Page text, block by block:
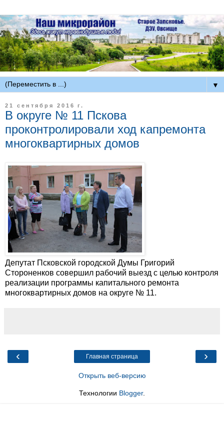
▼
21 сентября 2016 г.
В округе № 11 Пскова
проконтролировали ход капремонта
многоквартирных домов
Депутат Псковской городской Думы Григорий
Стороненков совершил рабочий выезд с целью контроля
реализации программы капитального ремонта
многоквартирных домов на округе № 11.
‹ ›
Главная страница
Открыть веб-версию
Технологии Blogger.